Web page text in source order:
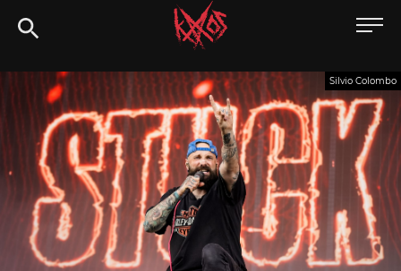
Siirry
suoraan
Kaaoszine
Silvio Colombo